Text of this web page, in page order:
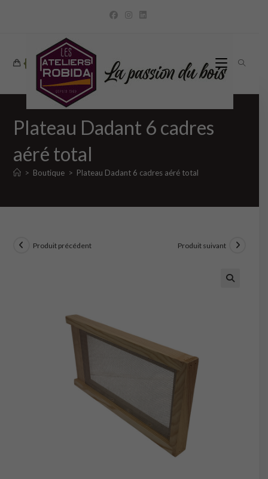
Plateau Dadant 6 cadres
aéré total
> Boutique > Plateau Dadant 6 cadres aéré total
Produit précédent Produit suivant